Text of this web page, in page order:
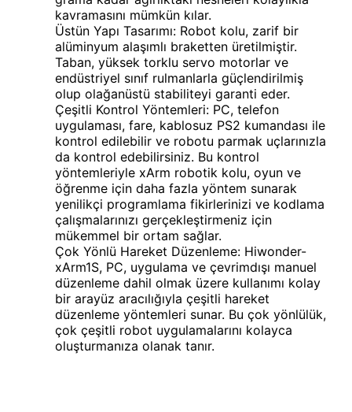
kavramasını mümkün kılar.
Üstün Yapı Tasarımı: Robot kolu, zarif bir
alüminyum alaşımlı braketten üretilmiştir.
Taban, yüksek torklu servo motorlar ve
endüstriyel sınıf rulmanlarla güçlendirilmiş
olup olağanüstü stabiliteyi garanti eder.
Çeşitli Kontrol Yöntemleri: PC, telefon
uygulaması, fare, kablosuz PS2 kumandası ile
kontrol edilebilir ve robotu parmak uçlarınızla
da kontrol edebilirsiniz. Bu kontrol
yöntemleriyle xArm robotik kolu, oyun ve
öğrenme için daha fazla yöntem sunarak
yenilikçi programlama fikirlerinizi ve kodlama
çalışmalarınızı gerçekleştirmeniz için
mükemmel bir ortam sağlar.
Çok Yönlü Hareket Düzenleme: Hiwonder-
xArm1S, PC, uygulama ve çevrimdışı manuel
düzenleme dahil olmak üzere kullanımı kolay
bir arayüz aracılığıyla çeşitli hareket
düzenleme yöntemleri sunar. Bu çok yönlülük,
çok çeşitli robot uygulamalarını kolayca
oluşturmanıza olanak tanır.